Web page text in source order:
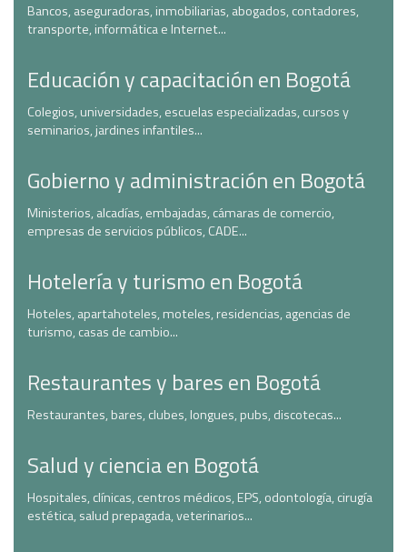
Bancos, aseguradoras, inmobiliarias, abogados, contadores,
transporte, informática e Internet...
Educación y capacitación en Bogotá
Colegios, universidades, escuelas especializadas, cursos y
seminarios, jardines infantiles...
Gobierno y administración en Bogotá
Ministerios, alcadías, embajadas, cámaras de comercio,
empresas de servicios públicos, CADE...
Hotelería y turismo en Bogotá
Hoteles, apartahoteles, moteles, residencias, agencias de
turismo, casas de cambio...
Restaurantes y bares en Bogotá
Restaurantes, bares, clubes, longues, pubs, discotecas...
Salud y ciencia en Bogotá
Hospitales, clínicas, centros médicos, EPS, odontología, cirugía
estética, salud prepagada, veterinarios...